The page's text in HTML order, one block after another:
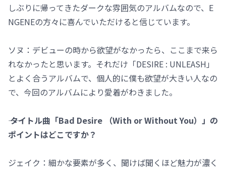
しぶりに帰ってきたダークな雰囲気のアルバムなので、E
NGENEの方々に喜んでいただけると信じています。
ソヌ：デビューの時から欲望がなかったら、ここまで来ら
れなかったと思います。それだけ「DESIRE : UNLEASH」
とよく合うアルバムで、個人的に僕も欲望が大きい人なの
で、今回のアルバムにより愛着がわきました。
―― タイトル曲「Bad Desire （With or Without You）」の
ポイントはどこですか？
ジェイク：細かな要素が多く、聞けば聞くほど魅力が濃く